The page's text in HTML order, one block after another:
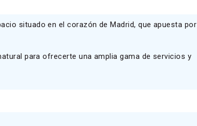
situado en el corazón de Madrid, que apuesta por
para ofrecerte una amplia gama de servicios y